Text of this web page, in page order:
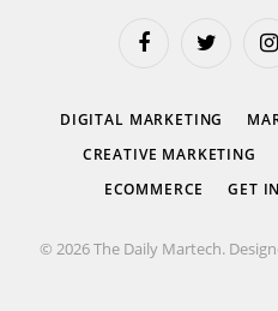
FacebookTwitter
DIGITAL MARKETING
CREATIVE MARKETING
ECOMMERCE
GET
© 2026 The Daily Martech.